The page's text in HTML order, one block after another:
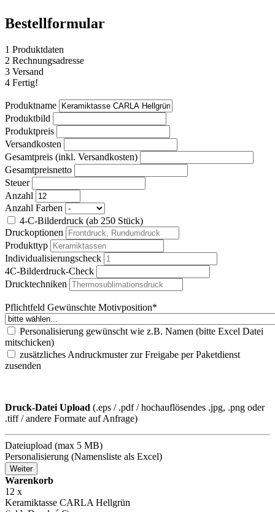
Bestellformular
1 Produktdaten
2 Rechnungsadresse
3 Versand
4 Fertig!
Produktname
Produktbild
Produktpreis
Versandkosten
Gesamtpreis (inkl. Versandkosten)
Gesamtpreisnetto
Steuer
Anzahl
Anzahl Farben
4-C-Bilderdruck (ab 250 Stück)
Druckoptionen
Produkttyp
Individualisierungscheck
4C-Bilderdruck-Check
Drucktechniken
Pflichtfeld Gewünschte Motivposition*
Personalisierung gewünscht wie z.B. Namen (bitte Excel Datei
mitschicken)
zusätzliches Andruckmuster zur Freigabe per Paketdienst
zusenden
Druck-Datei Upload (.eps / .pdf / hochauflösendes .jpg, .png oder
.tiff / andere Formate auf Anfrage)
Dateiupload (max 5 MB)
Personalisierung (Namensliste als Excel)
Weiter
Warenkorb
12 x
Keramiktasse CARLA Hellgrün